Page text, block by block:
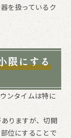
を扱っているク
限にする
ンタイムは特に
りますが、切開
位にすることで